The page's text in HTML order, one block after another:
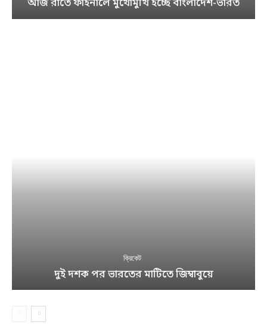
আজ রাতে ফাইনালে মুখোমুখি হচ্ছে বাংলাদেশ-ভারত
ক্রিকেট
দুই দশক পর ভারতের মাটিতে জিম্বাবুয়ে